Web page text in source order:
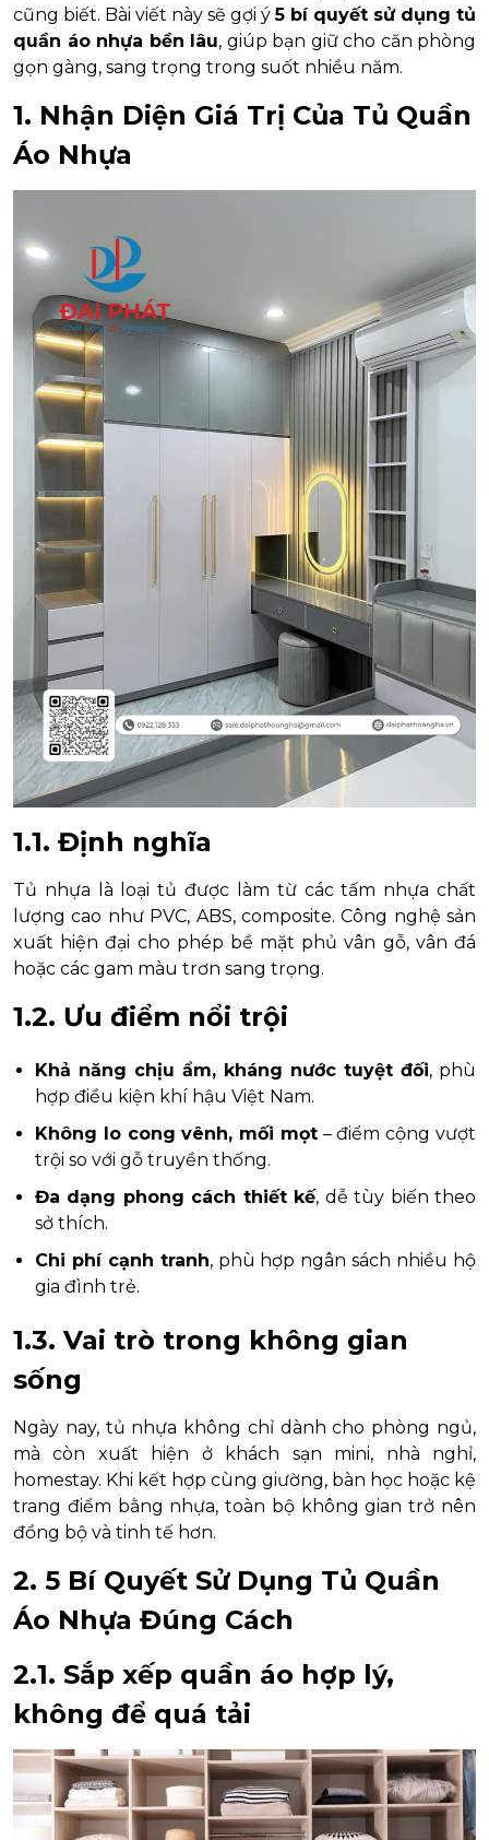
cũng biết. Bài viết này sẽ gợi ý5 bí quyết sử dụng tủ
quần áo nhựa bền lâu, giúp bạn giữ cho căn phòng
gọn gàng, sang trọng trong suốt nhiều năm.
1. Nhận Diện Giá Trị Của Tủ Quần
Áo Nhựa
1.1. Định nghĩa
Tủ nhựa là loại tủ được làm từ các tấm nhựa chất
lượng cao như PVC, ABS, composite. Công nghệ sản
xuất hiện đại cho phép bề mặt phủ vân gỗ, vân đá
hoặc các gam màu trơn sang trọng.
1.2. Ưu điểm nổi trội
Khả năng chịu ẩm, kháng nước tuyệt đối, phù
hợp điều kiện khí hậu Việt Nam.
Không lo cong vênh, mối mọt– điểm cộng vượt
trội so với gỗ truyền thống.
Đa dạng phong cách thiết kế, dễ tùy biến theo
sở thích.
Chi phí cạnh tranh, phù hợp ngân sách nhiều hộ
gia đình trẻ.
1.3. Vai trò trong không gian
sống
Ngày nay, tủ nhựa không chỉ dành cho phòng ngủ,
mà còn xuất hiện ở khách sạn mini, nhà nghỉ,
homestay. Khi kết hợp cùng giường, bàn học hoặc kệ
trang điểm bằng nhựa, toàn bộ không gian trở nên
đồng bộ và tinh tế hơn.
2. 5 Bí Quyết Sử Dụng Tủ Quần
Áo Nhựa Đúng Cách
2.1. Sắp xếp quần áo hợp lý,
không để quá tải